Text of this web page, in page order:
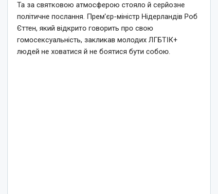
Та за святковою атмосферою стояло й серйозне
політичне послання. Прем’єр-міністр Нідерландів Роб
Єттен, який відкрито говорить про свою
гомосексуальність, закликав молодих ЛГБТІК+
людей не ховатися й не боятися бути собою.